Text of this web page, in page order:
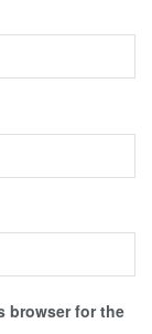
browser for the